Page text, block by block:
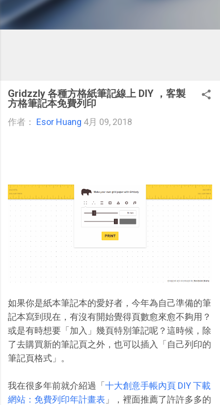
Gridzzly 各種方格紙筆記線上 DIY ，客製
方格筆記本免費列印
作者： Esor Huang 4月 09, 2018
如果你是紙本筆記本的愛好者，今年為自己準備的筆
記本寫到現在，有沒有開始覺得頁數愈來愈不夠用？
或是有時想要「加入」幾頁特別筆記呢？這時候，除
了去購買新的筆記頁之外，也可以插入「自己列印的
筆記頁格式」。
我在很多年前就介紹過「 十大創意手帳內頁 DIY 下載
網站：免費列印年計畫表 」，裡面推薦了許許多多的